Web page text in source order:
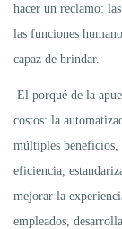
hacer un reclamo:
las funciones
capaz de brindar.
El porqué de la
costos: la
múltiples beneficios,
eficiencia,
mejorar la
empleados,